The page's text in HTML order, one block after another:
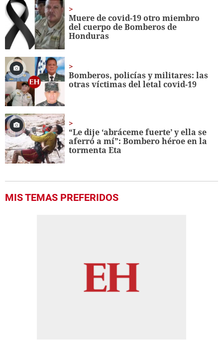
1
minute,
24
seconds
Muere de covid-19 otro miembro
del cuerpo de Bomberos de
Honduras
Bomberos, policías y militares: las
otras víctimas del letal covid-19
“Le dije ‘abráceme fuerte’ y ella se
aferró a mí”: Bombero héroe en la
tormenta Eta
MIS TEMAS PREFERIDOS